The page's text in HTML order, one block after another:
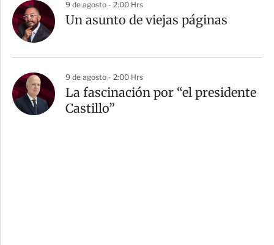
9 de agosto - 2:00 Hrs
Un asunto de viejas páginas
9 de agosto - 2:00 Hrs
La fascinación por “el presidente
Castillo”